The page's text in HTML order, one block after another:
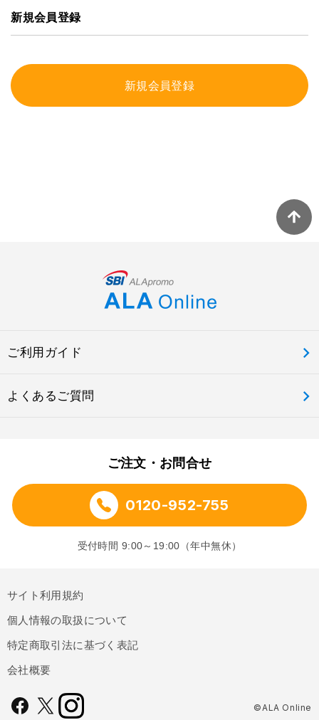
新規会員登録
新規会員登録
ご利用ガイド
よくあるご質問
ご注文・お問合せ
0120-952-755
受付時間 9:00～19:00（年中無休）
サイト利用規約
個人情報の取扱について
特定商取引法に基づく表記
会社概要
©ALA Online